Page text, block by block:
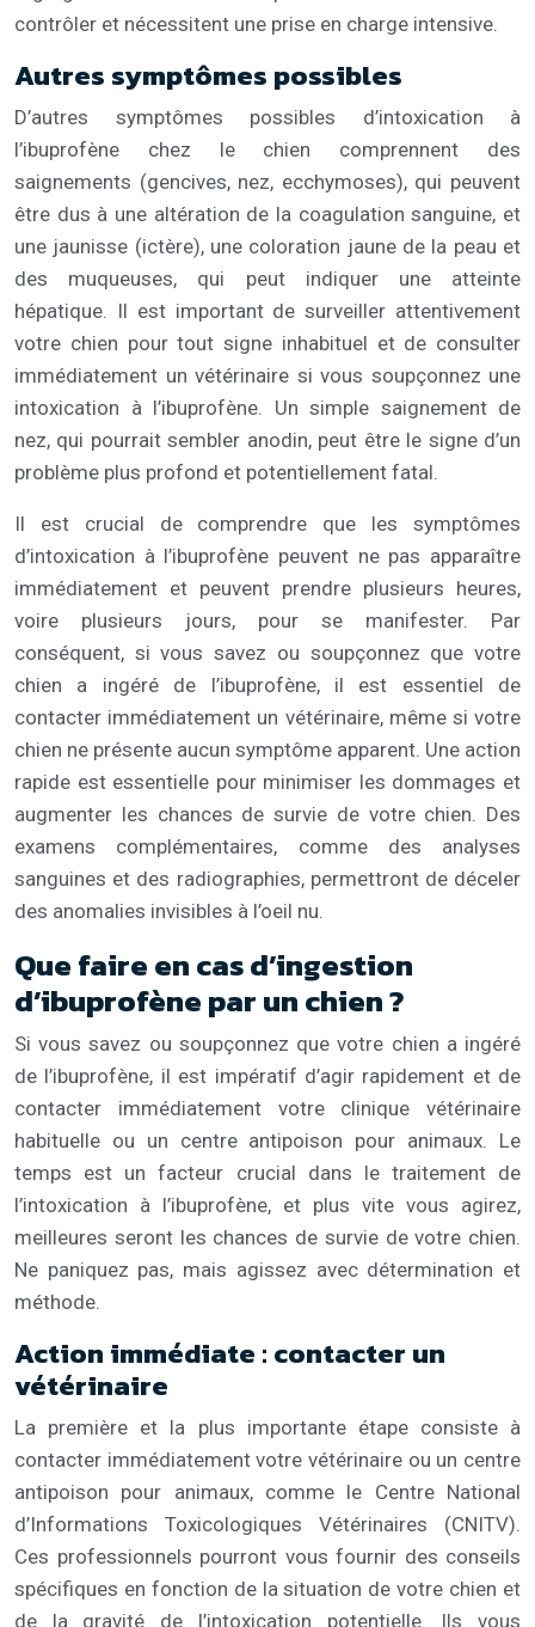
contrôler et nécessitent une prise en charge intensive.
Autres symptômes possibles
D’autres symptômes possibles d’intoxication à
l’ibuprofène chez le chien comprennent des
saignements (gencives, nez, ecchymoses), qui peuvent
être dus à une altération de la coagulation sanguine, et
une jaunisse (ictère), une coloration jaune de la peau et
des muqueuses, qui peut indiquer une atteinte
hépatique. Il est important de surveiller attentivement
votre chien pour tout signe inhabituel et de consulter
immédiatement un vétérinaire si vous soupçonnez une
intoxication à l’ibuprofène. Un simple saignement de
nez, qui pourrait sembler anodin, peut être le signe d’un
problème plus profond et potentiellement fatal.
Il est crucial de comprendre que les symptômes
d’intoxication à l’ibuprofène peuvent ne pas apparaître
immédiatement et peuvent prendre plusieurs heures,
voire plusieurs jours, pour se manifester. Par
conséquent, si vous savez ou soupçonnez que votre
chien a ingéré de l’ibuprofène, il est essentiel de
contacter immédiatement un vétérinaire, même si votre
chien ne présente aucun symptôme apparent. Une action
rapide est essentielle pour minimiser les dommages et
augmenter les chances de survie de votre chien. Des
examens complémentaires, comme des analyses
sanguines et des radiographies, permettront de déceler
des anomalies invisibles à l’oeil nu.
Que faire en cas d’ingestion
d’ibuprofène par un chien ?
Si vous savez ou soupçonnez que votre chien a ingéré
de l’ibuprofène, il est impératif d’agir rapidement et de
contacter immédiatement votre clinique vétérinaire
habituelle ou un centre antipoison pour animaux. Le
temps est un facteur crucial dans le traitement de
l’intoxication à l’ibuprofène, et plus vite vous agirez,
meilleures seront les chances de survie de votre chien.
Ne paniquez pas, mais agissez avec détermination et
méthode.
Action immédiate : contacter un
vétérinaire
La première et la plus importante étape consiste à
contacter immédiatement votre vétérinaire ou un centre
antipoison pour animaux, comme le Centre National
d’Informations Toxicologiques Vétérinaires (CNITV).
Ces professionnels pourront vous fournir des conseils
spécifiques en fonction de la situation de votre chien et
de la gravité de l’intoxication potentielle. Ils vous